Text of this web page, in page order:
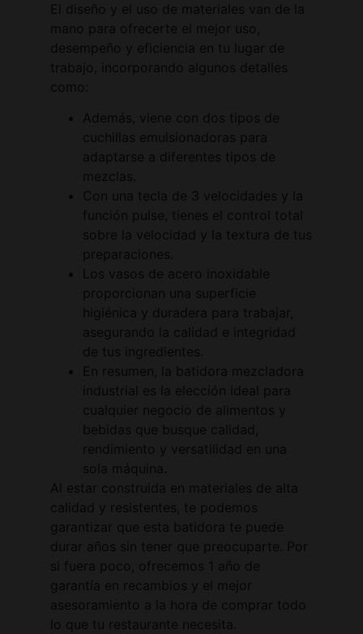
El diseño y el uso de materiales van de la
mano para ofrecerte el mejor uso,
desempeño y eficiencia en tu lugar de
trabajo, incorporando algunos detalles
como:
Además, viene con dos tipos de
cuchillas emulsionadoras para
adaptarse a diferentes tipos de
mezclas.
Con una tecla de 3 velocidades y la
función pulse, tienes el control total
sobre la velocidad y la textura de tus
preparaciones.
Los vasos de acero inoxidable
proporcionan una superficie
higiénica y duradera para trabajar,
asegurando la calidad e integridad
de tus ingredientes.
En resumen, la batidora mezcladora
industrial es la elección ideal para
cualquier negocio de alimentos y
bebidas que busque calidad,
rendimiento y versatilidad en una
sola máquina.
Al estar construida en materiales de alta
calidad y resistentes, te podemos
garantizar que esta batidora te puede
durar años sin tener que preocuparte. Por
si fuera poco, ofrecemos 1 año de
garantía en recambios y el mejor
asesoramiento a la hora de comprar todo
lo que tu restaurante necesita.